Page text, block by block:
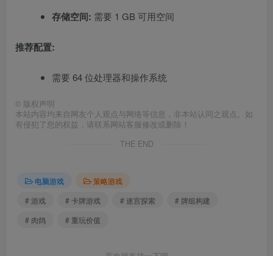
存储空间: 需要 1 GB 可用空间
推荐配置:
需要 64 位处理器和操作系统
© 版权声明
本站内容均来自网友个人观点与网络等信息，非本站认同之观点。如
有侵犯了您的权益，请联系网站客服修改或删除！
THE END
电脑游戏
策略游戏
# 游戏
# 卡牌游戏 # 迷宫探索
# 牌组构建
# 肉鸽
# 重玩价值